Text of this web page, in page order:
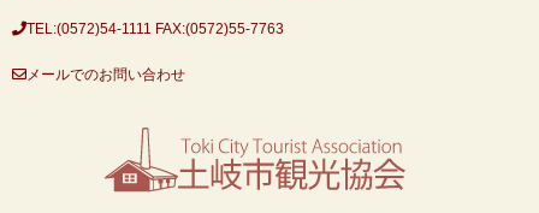
TEL:(0572)54-1111 FAX:(0572)55-7763
メールでのお問い合わせ